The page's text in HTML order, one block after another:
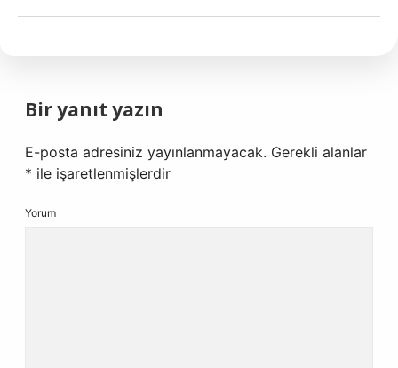
Bir yanıt yazın
E-posta adresiniz yayınlanmayacak. Gerekli alanlar
* ile işaretlenmişlerdir
Yorum